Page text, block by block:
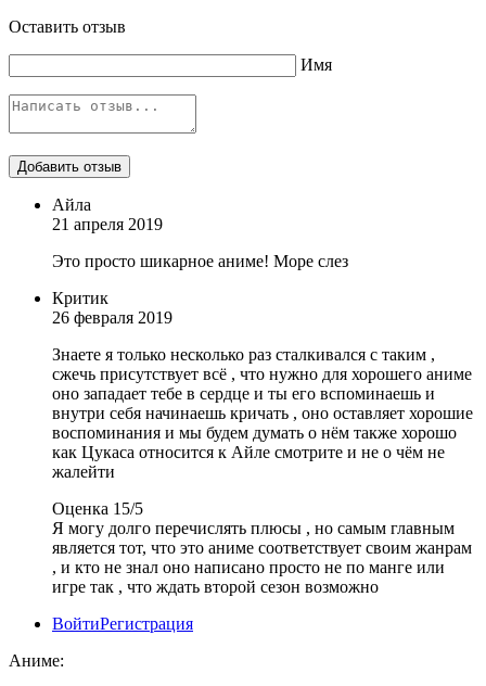
Оставить отзыв
Имя
Айла
21 апреля 2019
Это просто шикарное аниме! Море слез
Критик
26 февраля 2019
Знаете я только несколько раз сталкивался с таким ,
сжечь присутствует всё , что нужно для хорошего аниме
оно западает тебе в сердце и ты его вспоминаешь и
внутри себя начинаешь кричать , оно оставляет хорошие
воспоминания и мы будем думать о нём также хорошо
как Цукаса относится к Айле смотрите и не о чём не
жалейти
Оценка 15/5
Я могу долго перечислять плюсы , но самым главным
является тот, что это аниме соответствует своим жанрам
, и кто не знал оно написано просто не по манге или
игре так , что ждать второй сезон возможно
ВойтиРегистрация
Аниме: